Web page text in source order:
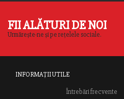
FII ALĂTURI DE NOI
Urmărește-ne și pe rețelele sociale.
INFORMAȚII UTILE
Întrebări frecvente